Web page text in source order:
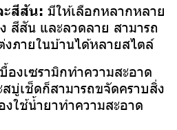
สีสัน: มีให้เลือกหลากหลาย
สีสัน และลวดลาย สามารถ
งภายในบ้านได้หลายสไตล์
บื้องเซรามิกทำความสะอาด
บู่เช็ดก็สามารถขจัดคราบสิ่ง
ใช้น้ำยาทำความสะอาด